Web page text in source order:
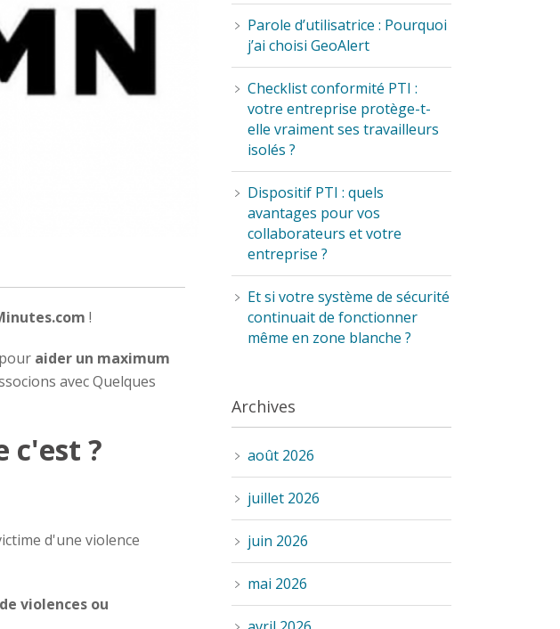
!
aider un maximum
avec Quelques
c'est ?
d'une violence
violences ou
Parole d’utilisatrice : Pourquoi
j’ai choisi GeoAlert
Checklist conformité PTI :
votre entreprise protège-t-
elle vraiment ses travailleurs
isolés ?
Dispositif PTI : quels
avantages pour vos
collaborateurs et votre
entreprise ?
Et si votre système de sécurité
continuait de fonctionner
même en zone blanche ?
Archives
août 2026
juillet 2026
juin 2026
mai 2026